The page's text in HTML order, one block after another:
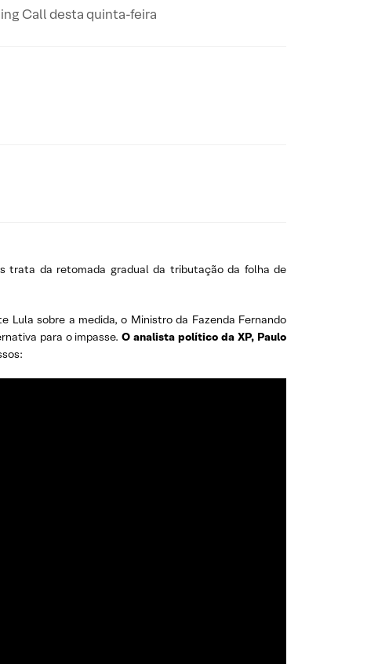
Call desta quinta-feira
trata da retomada gradual da tributação da folha de
Lula sobre a medida, o Ministro da Fazenda Fernando
para o impasse. O analista político da XP, Paulo